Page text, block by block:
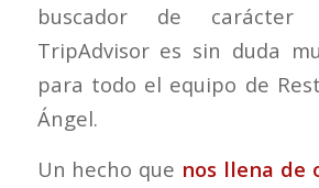
buscador de carácter
TripAdvisor es sin duda
para todo el equipo de
Ángel.
Un hecho que nos llena de